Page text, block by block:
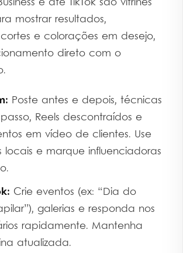
mostrar resultados,
e colorações em desejo,
direto com o
Poste antes e depois, técnicas
Reels descontraídos e
em vídeo de clientes. Use
locais e marque influenciadoras
Crie eventos (ex: “Dia do
galerias e responda nos
rapidamente. Mantenha
atualizada.